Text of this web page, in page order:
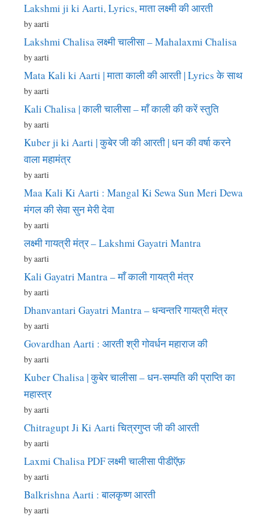
Lakshmi ji ki Aarti, Lyrics, माता लक्ष्मी की आरती
by aarti
Lakshmi Chalisa लक्ष्मी चालीसा – Mahalaxmi Chalisa
by aarti
Mata Kali ki Aarti | माता काली की आरती | Lyrics के साथ
by aarti
Kali Chalisa | काली चालीसा – माँ काली की करें स्तुति
by aarti
Kuber ji ki Aarti | कुबेर जी की आरती | धन की वर्षा करने
वाला महामंत्र
by aarti
Maa Kali Ki Aarti : Mangal Ki Sewa Sun Meri Dewa
मंगल की सेवा सुन मेरी देवा
by aarti
लक्ष्मी गायत्री मंत्र – Lakshmi Gayatri Mantra
by aarti
Kali Gayatri Mantra – माँ काली गायत्री मंत्र
by aarti
Dhanvantari Gayatri Mantra – धन्वन्तरि गायत्री मंत्र
by aarti
Govardhan Aarti : आरती श्री गोवर्धन महाराज की
by aarti
Kuber Chalisa | कुबेर चालीसा – धन-सम्पति की प्राप्ति का
महास्त्र
by aarti
Chitragupt Ji Ki Aarti चित्रगुप्त जी की आरती
by aarti
Laxmi Chalisa PDF लक्ष्मी चालीसा पीडीऍफ़
by aarti
Balkrishna Aarti : बालकृष्ण आरती
by aarti